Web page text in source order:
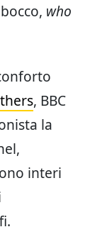
who
, BBC
la
interi